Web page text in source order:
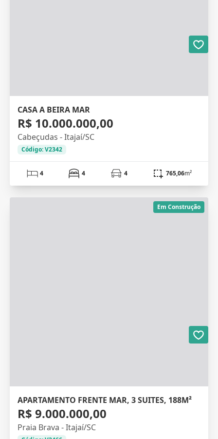
CASA A BEIRA MAR
R$ 10.000.000,00
Cabeçudas - Itajaí/SC
Código: V2342
4 4 4 765,06m²
Em Construção
APARTAMENTO FRENTE MAR, 3 SUITES, 188M²
R$ 9.000.000,00
Praia Brava - Itajaí/SC